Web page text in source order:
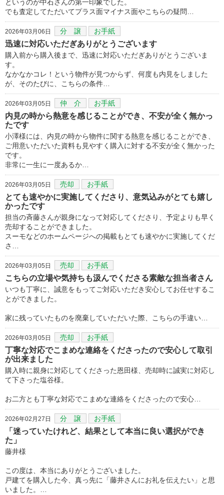
というのが中石さんの第一印象でした。
でも査定してただいてプラス面マイナス面やこちらの疑問…
2026年03月06日 分 譲 お手紙
迅速に対応いただぎありがとうございます
購入前から購入後まで、迅速に対応いただぎありがとうございま
す。
なかなかコレ！という物件が見つからず、何度も内見をしました
が、そのたびに、こちらの条件…
2026年03月05日 仲 介 お手紙
内見の時から熱意を感じることができ、不安が全く無かっ
たです
小澤様には、内見の時から物件に関する熱意を感じることができ、
ご用意いただいた資料も見やすく購入に対する不安が全く無かった
です。
非常に一生に一度あるか…
2026年03月05日 売却 お手紙
とても速やかに実施してくださり、意気込みがとても嬉し
かったです
担当の斉藤さんが親身になって対応してくださり、予定よりも早く
売却することができました。
スーモなどのホームページへの掲載もとても速やかに実施してくだ
さ…
2026年03月05日 売却 お手紙
こちらの立場や気持ちも汲んでくださる素敵な担当者さん
いつも丁寧に、誠意をもってご対応いただき安心してお任せするこ
とができました。
家に残っていたものを廃棄していただいた際、こちらの手違い…
2026年03月05日 売却 お手紙
丁寧な対応でこまめな連絡をくださったので安心して取引
が出来ました
購入時に親身に対応してくださった恩田様、売却時に誠実に対応し
て下さった塩谷様。
お二方とも丁寧な対応でこまめな連絡をくださったので安心…
2026年02月27日 分 譲 お手紙
「迷っていたけれど、結果として本当に良い選択ができ
た」
藤井様
この度は、本当にありがとうございました。
戸建てを購入した今、真っ先に「藤井さんにお礼を伝えたい」と思
いました。…